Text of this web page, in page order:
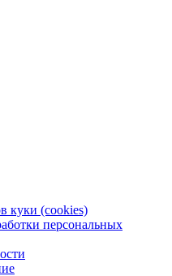
куки (cookies)
персональных